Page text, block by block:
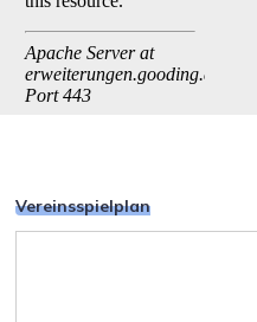
Vereinsspielplan